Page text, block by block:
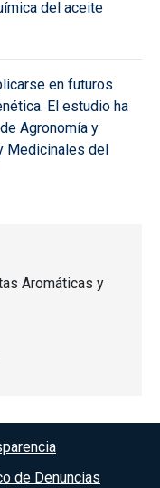
del aceite
en futuros
El estudio ha
Agronomía y
Medicinales del
Aromáticas y
de Denuncias